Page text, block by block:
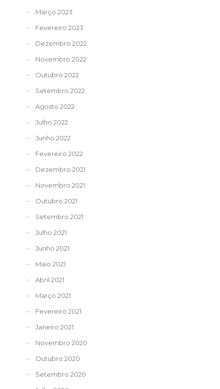
Março 2023
Fevereiro 2023
Dezembro 2022
Novembro 2022
Outubro 2022
Setembro 2022
Agosto 2022
Julho 2022
Junho 2022
Fevereiro 2022
Dezembro 2021
Novembro 2021
Outubro 2021
Setembro 2021
Julho 2021
Junho 2021
Maio 2021
Abril 2021
Março 2021
Fevereiro 2021
Janeiro 2021
Novembro 2020
Outubro 2020
Setembro 2020